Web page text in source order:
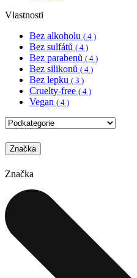
Vlastnosti
Bez alkoholu ( 4 )
Bez sulfátů ( 4 )
Bez parabenů ( 4 )
Bez silikonů ( 4 )
Bez lepku ( 3 )
Cruelty-free ( 4 )
Vegan ( 4 )
Značka
Značka